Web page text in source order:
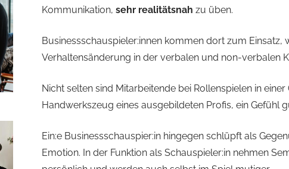
Kommunikation,sehr realitätsnah zu üben.
Businessschauspieler:innen kommen dort zum
Verhaltensänderung in der verbalen und non-verbalen
Nicht selten sind Mitarbeitende bei Rollenspielen in
Handwerkszeug eines ausgebildeten Profis, ein
Ein:e Businessschauspier:in hingegen schlüpft als
Emotion. In der Funktion als Schauspieler:in nehmen